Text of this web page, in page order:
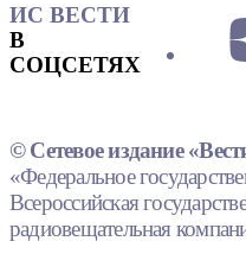
ИС ВЕСТИ
В
СОЦСЕТЯХ
© Сетевое издание
«Федеральное
Всероссийская
радиовещательная